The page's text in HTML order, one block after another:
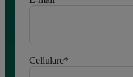
Cellulare*